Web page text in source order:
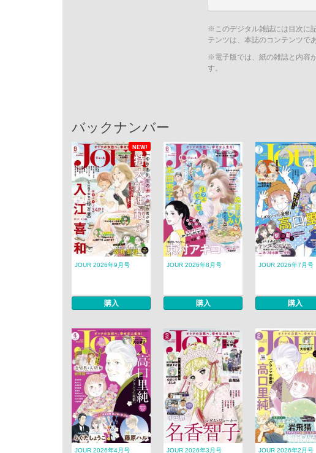
※このデジタル雑誌には目次に
テンツは、本誌のコンテンツで
※電子版では、紙の雑誌と内容
す。
バックナンバー
NEW!
JOUR 2026年9月号
購入
JOUR 2026年8月号
購入
JOUR 2026年7月号
購入
JOUR 2026年4月号 JOUR 2026年3月号 JOUR 2026年2月号